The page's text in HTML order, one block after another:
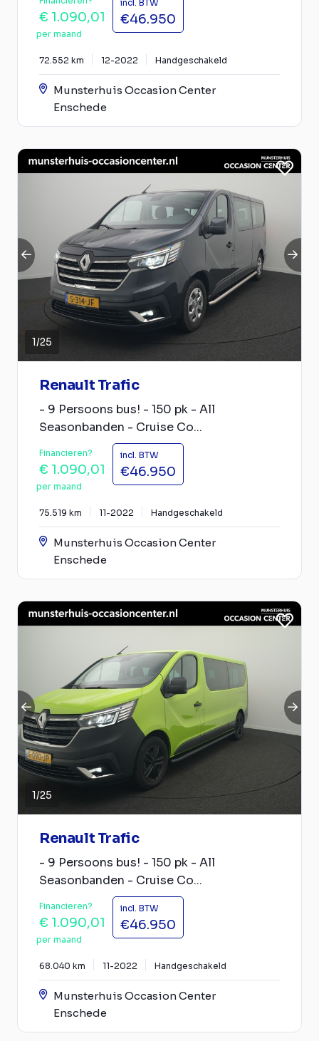
€ 1.090,01
per maand
incl. BTW
€46.950
72.552 km 12-2022 Handgeschakeld
Munsterhuis Occasion Center
Enschede
1/25
Renault Trafic
- 9 Persoons bus! - 150 pk - All
Seasonbanden - Cruise Co...
Financieren?
€ 1.090,01
per maand
incl. BTW
€46.950
75.519 km 11-2022 Handgeschakeld
Munsterhuis Occasion Center
Enschede
1/25
Renault Trafic
- 9 Persoons bus! - 150 pk - All
Seasonbanden - Cruise Co...
Financieren?
€ 1.090,01
per maand
incl. BTW
€46.950
68.040 km 11-2022 Handgeschakeld
Munsterhuis Occasion Center
Enschede